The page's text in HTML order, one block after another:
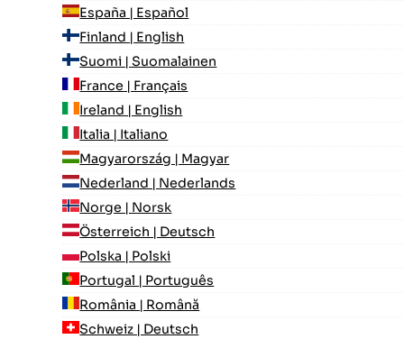
España | Español
Finland | English
Suomi | Suomalainen
France | Français
Ireland | English
Italia | Italiano
Magyarország | Magyar
Nederland | Nederlands
Norge | Norsk
Österreich | Deutsch
Polska | Polski
Portugal | Português
România | Română
Schweiz | Deutsch